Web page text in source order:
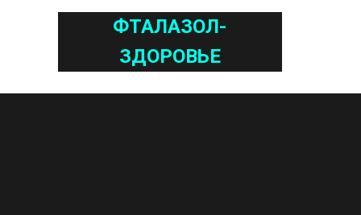
ФТАЛАЗОЛ-
ЗДОРОВЬЕ